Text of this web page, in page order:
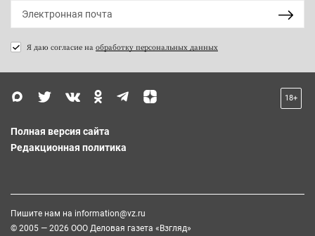
Я даю согласие на обработку персональных данных
18+
Полная версия сайта
Редакционная политика
Пишите нам на information@vz.ru
© 2005 — 2026 ООО Деловая газета «Взгляд»